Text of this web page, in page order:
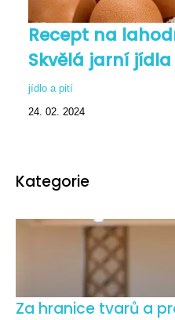
Recept na
Skvělá jarní
jídlo a pití
24. 02. 2024
Kategorie
Za hranice tvarů a